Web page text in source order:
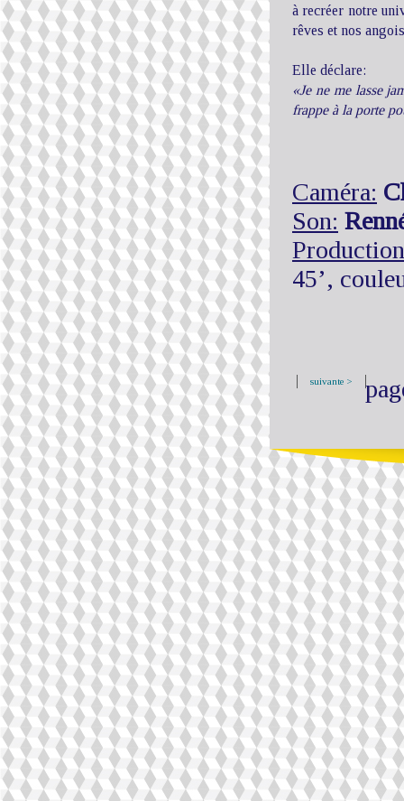
à recréer notre
rêves et nos
Elle déclare:
«Je ne me lasse
frappe à la porte
Caméra:
Son:
45’,
suivante >